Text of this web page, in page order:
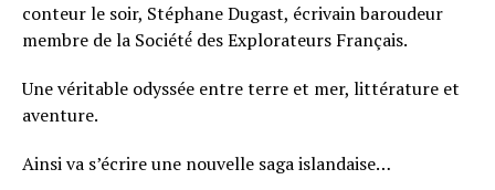
conteur le soir, Stéphane Dugast, écrivain baroudeur
membre de la Société́ des Explorateurs Français.
Une véritable odyssée entre terre et mer, littérature et
aventure.
Ainsi va s’écrire une nouvelle saga islandaise…